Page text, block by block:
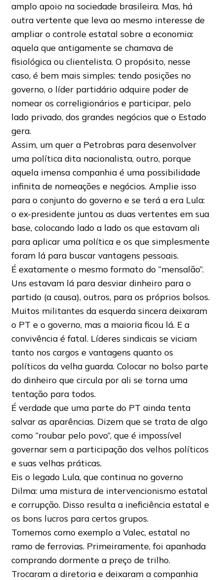
amplo apoio na sociedade brasileira. Mas, há
outra vertente que leva ao mesmo interesse de
ampliar o controle estatal sobre a economia:
aquela que antigamente se chamava de
fisiológica ou clientelista. O propósito, nesse
caso, é bem mais simples: tendo posições no
governo, o líder partidário adquire poder de
nomear os correligionários e participar, pelo
lado privado, dos grandes negócios que o Estado
gera.
Assim, um quer a Petrobras para desenvolver
uma política dita nacionalista, outro, porque
aquela imensa companhia é uma possibilidade
infinita de nomeações e negócios. Amplie isso
para o conjunto do governo e se terá a era Lula:
o ex-presidente juntou as duas vertentes em sua
base, colocando lado a lado os que estavam ali
para aplicar uma política e os que simplesmente
foram lá para buscar vantagens pessoais.
É exatamente o mesmo formato do “mensalão”.
Uns estavam lá para desviar dinheiro para o
partido (a causa), outros, para os próprios bolsos.
Muitos militantes da esquerda sincera deixaram
o PT e o governo, mas a maioria ficou lá. E a
convivência é fatal. Líderes sindicais se viciam
tanto nos cargos e vantagens quanto os
políticos da velha guarda. Colocar no bolso parte
do dinheiro que circula por ali se torna uma
tentação para todos.
É verdade que uma parte do PT ainda tenta
salvar as aparências. Dizem que se trata de algo
como “roubar pelo povo”, que é impossível
governar sem a participação dos velhos políticos
e suas velhas práticas.
Eis o legado Lula, que continua no governo
Dilma: uma mistura de intervencionismo estatal
e corrupção. Disso resulta a ineficiência estatal e
os bons lucros para certos grupos.
Tomemos como exemplo a Valec, estatal no
ramo de ferrovias. Primeiramente, foi apanhada
comprando dormente a preço de trilho.
Trocaram a diretoria e deixaram a companhia